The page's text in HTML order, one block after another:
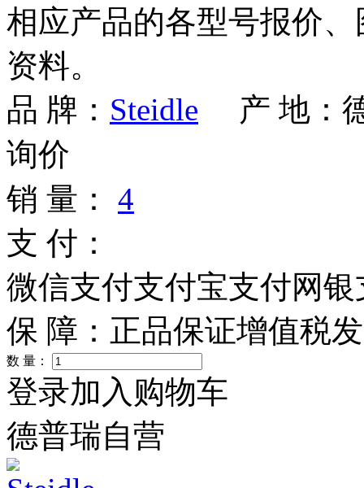
相应产品的各型号报价
资料。
品 牌： Steidle 产 地：
询价
销 量：
4
支 付：
微信支付支付宝支付网
保 障： 正品保证增值税
数 量：
登录加入购物车
德普瑞自营